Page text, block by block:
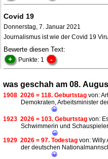
Covid 19
Donnerstag, 7. Januar 2021
Journalismus ist wie der Covid 19
Bewerte diesen Text:
+ Punkte: 1 -
was geschah am 08.
1908 2026 = 118. Geburtstag von:
Demokraten, Arbeitsminister
😀
1923 2026 = 103. Geburtstag von:
Schwimmerin und
😀
1929 2026 = 97. Todestag von: Willy
der deutschen
😀